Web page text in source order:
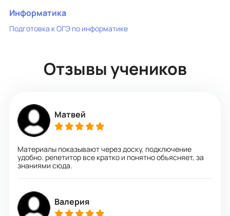
Информатика
Подготовка к ОГЭ по информатике
Отзывы учеников
Матвей
Материалы показывают через доску, подключение
удобно. репетитор все кратко и понятно объясняет, за
знаниями сюда.
Валерия